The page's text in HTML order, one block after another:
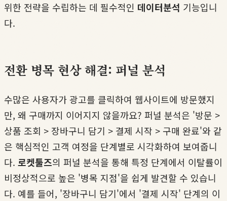
위한 전략을 수립하는 데 필수적인 데이터분석 기능입니
다.
전환 병목 현상 해결: 퍼널 분석
수많은 사용자가 광고를 클릭하여 웹사이트에 방문했지
만, 왜 구매까지 이어지지 않을까요? 퍼널 분석은 '방문 >
상품 조회 > 장바구니 담기 > 결제 시작 > 구매 완료'와 같
은 핵심적인 고객 여정을 단계별로 시각화하여 보여줍니
다. 로켓툴즈의 퍼널 분석을 통해 특정 단계에서 이탈률이
비정상적으로 높은 '병목 지점'을 쉽게 발견할 수 있습니
다. 예를 들어, '장바구니 담기'에서 '결제 시작' 단계의 이